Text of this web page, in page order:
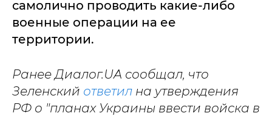
самолично проводить какие-либо
военные операции на ее
территории.
Ранее Диалог.UA сообщал, что
Зеленский ответил на утверждения
РФ о "планах Украины ввести войска в